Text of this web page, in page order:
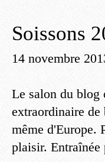
Soissons
14 novembre
Le salon du blog
extraordinaire de
même d'Europe.
plaisir. Entraînée